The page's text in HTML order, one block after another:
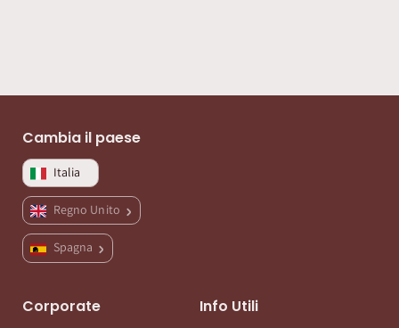
Cambia il paese
Italia
Regno Unito
Spagna
Corporate Info Utili